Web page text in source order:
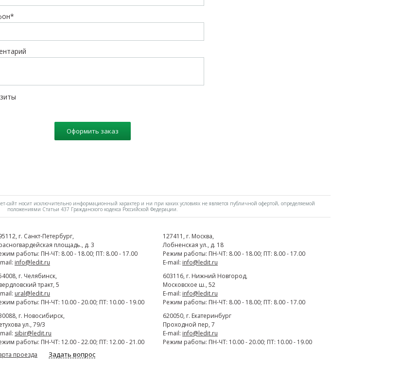
Оформить заказ
носит исключительно информационный характер и ни при каких условиях не является публичной офертой, определяемой
положениями Статьи 437 Гражданского кодекса Российской Федерации.
, г. Cанкт-Петербург,
площадь., д. 3
работы: ПН-ЧТ: 8.00 - 18.00; ПТ: 8.00 - 17.00
info@ledit.ru
127411 , г. Москва,
Лобненская ул., д. 18
Режим работы: ПН-ЧТ: 8.00 - 18.00; ПТ: 8.00 - 17.00
E-mail: info@ledit.ru
, г. Челябинск,
тракт, 5
ural@ledit.ru
работы: ПН-ЧТ: 10.00 - 20.00; ПТ: 10.00 - 19.00
603116, г. Нижний Новгород,
Московское ш., 52
E-mail: info@ledit.ru
Режим работы: ПН-ЧТ: 8.00 - 18.00; ПТ: 8.00 - 17.00
, г. Новосибирск,
ул., 79/3
sibir@ledit.ru
работы: ПН-ЧТ: 12.00 - 22.00; ПТ: 12.00 - 21.00
620050, г. Екатеринбург
Проходной пер, 7
E-mail: info@ledit.ru
Режим работы: ПН-ЧТ: 10.00 - 20.00; ПТ: 10.00 - 19.00
проезда
Задать вопрос